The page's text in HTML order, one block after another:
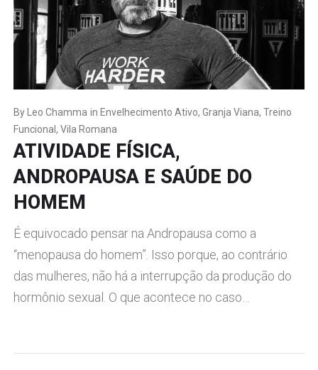
By Leo Chamma in Envelhecimento Ativo,Granja Viana,Treino
Funcional,Vila Romana
ATIVIDADE FÍSICA,
ANDROPAUSA E SAÚDE DO
HOMEM
É equivocado pensar na Andropausa como a
“menopausa do homem”. Isso porque, ao contrário
das mulheres, não há a interrupção da produção do
hormônio sexual. O que acontece no caso…